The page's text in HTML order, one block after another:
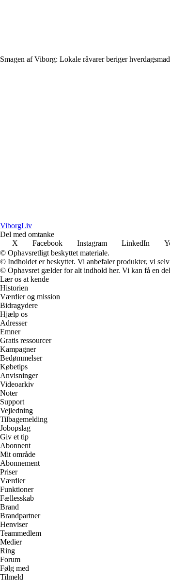
Smagen af Viborg: Lokale råvarer beriger
ViborgLiv
Del med omtanke
X
Facebook Instagram LinkedIn
© Ophavsretligt beskyttet materiale.
© Indholdet er beskyttet. Vi anbefaler produkter, vi
© Ophavsret gælder for alt indhold her. Vi kan få en
Lær os at kende
Historien
Værdier og mission
Bidragydere
Hjælp os
Adresser
Emner
Gratis ressourcer
Kampagner
Bedømmelser
Købetips
Anvisninger
Videoarkiv
Noter
Support
Vejledning
Tilbagemelding
Jobopslag
Giv et tip
Abonnent
Mit område
Abonnement
Priser
Værdier
Funktioner
Fællesskab
Brand
Brandpartner
Henviser
Teammedlem
Medier
Ring
Forum
Følg med
Tilmeld